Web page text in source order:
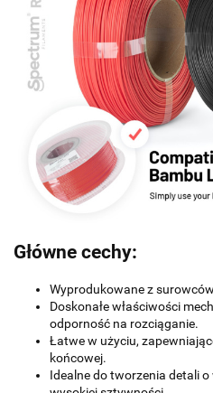
Główne cechy:
Wyprodukowane z
Doskonałe właściwości
odporność na rozciąganie.
Łatwe w użyciu,
końcowej.
Idealne do tworzenia detali